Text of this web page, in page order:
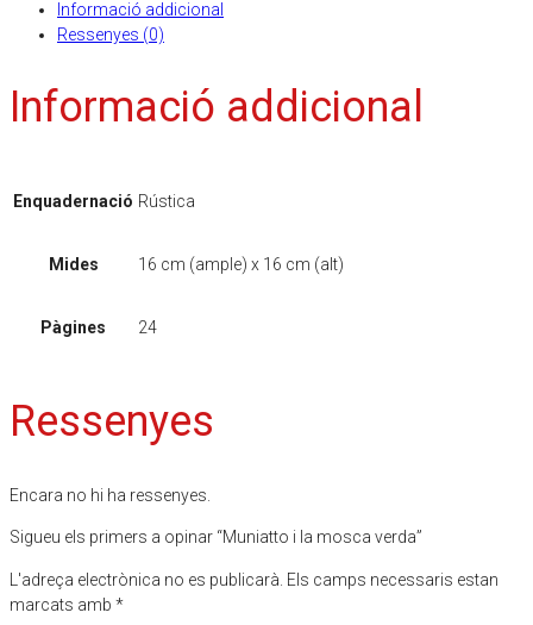
Informació addicional
Ressenyes (0)
Informació addicional
Enquadernació Rústica
Mides 16 cm (ample) x 16 cm (alt)
Pàgines 24
Ressenyes
Encara no hi ha ressenyes.
Sigueu els primers a opinar “Muniatto i la mosca verda”
L'adreça electrònica no es publicarà. Els camps necessaris estan
marcats amb *